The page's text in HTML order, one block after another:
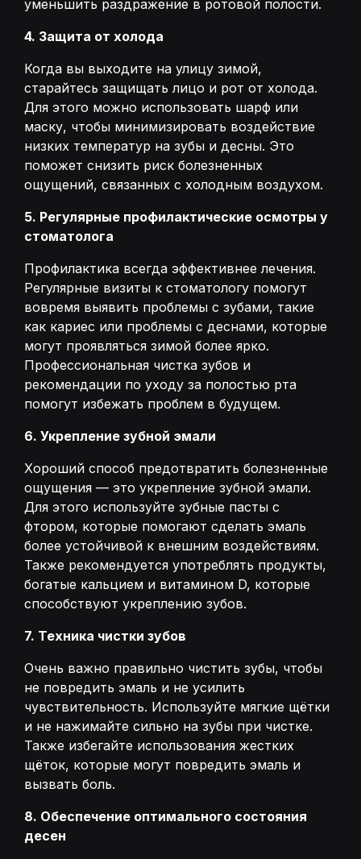
уменьшить раздражение в ротовой полости.
4. Защита от холода
Когда вы выходите на улицу зимой,
старайтесь защищать лицо и рот от холода.
Для этого можно использовать шарф или
маску, чтобы минимизировать воздействие
низких температур на зубы и десны. Это
поможет снизить риск болезненных
ощущений, связанных с холодным воздухом.
5. Регулярные профилактические осмотры у
стоматолога
Профилактика всегда эффективнее лечения.
Регулярные визиты к стоматологу помогут
вовремя выявить проблемы с зубами, такие
как кариес или проблемы с деснами, которые
могут проявляться зимой более ярко.
Профессиональная чистка зубов и
рекомендации по уходу за полостью рта
помогут избежать проблем в будущем.
6. Укрепление зубной эмали
Хороший способ предотвратить болезненные
ощущения — это укрепление зубной эмали.
Для этого используйте зубные пасты с
фтором, которые помогают сделать эмаль
более устойчивой к внешним воздействиям.
Также рекомендуется употреблять продукты,
богатые кальцием и витамином D, которые
способствуют укреплению зубов.
7. Техника чистки зубов
Очень важно правильно чистить зубы, чтобы
не повредить эмаль и не усилить
чувствительность. Используйте мягкие щётки
и не нажимайте сильно на зубы при чистке.
Также избегайте использования жестких
щёток, которые могут повредить эмаль и
вызвать боль.
8. Обеспечение оптимального состояния
десен